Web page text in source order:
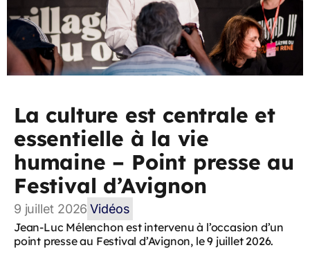
La culture est centrale et
essentielle à la vie
humaine – Point presse au
Festival d’Avignon
9 juillet 2026 Vidéos
Jean-Luc Mélenchon est intervenu à l’occasion d’un
point presse au Festival d’Avignon, le 9 juillet 2026.